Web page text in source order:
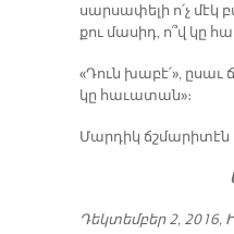
սար­սա­փե­լի ո՛չ մէկ
քու մա­սիդ, ո՞վ կը
«Դուն խա­բէ՛», ը­սաւ
կը հա­ւա­տան»։
­Մար­դիկ ճշմա­րի­տէն
Դեկ­տեմ­բեր 2, 2016,